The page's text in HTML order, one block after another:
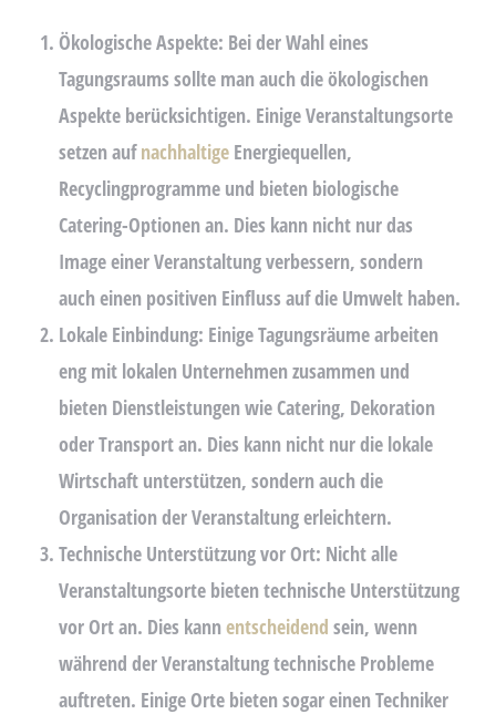
Ökologische Aspekte: Bei der Wahl eines
Tagungsraums sollte man auch die ökologischen
Aspekte berücksichtigen. Einige Veranstaltungsorte
setzen aufnachhaltige Energiequellen,
Recyclingprogramme und bieten biologische
Catering-Optionen an. Dies kann nicht nur das
Image einer Veranstaltung verbessern, sondern
auch einen positiven Einfluss auf die Umwelt haben.
Lokale Einbindung: Einige Tagungsräume arbeiten
eng mit lokalen Unternehmen zusammen und
bieten Dienstleistungen wie Catering, Dekoration
oder Transport an. Dies kann nicht nur die lokale
Wirtschaft unterstützen, sondern auch die
Organisation der Veranstaltung erleichtern.
Technische Unterstützung vor Ort: Nicht alle
Veranstaltungsorte bieten technische Unterstützung
vor Ort an. Dies kannentscheidend sein, wenn
während der Veranstaltung technische Probleme
auftreten. Einige Orte bieten sogar einen Techniker